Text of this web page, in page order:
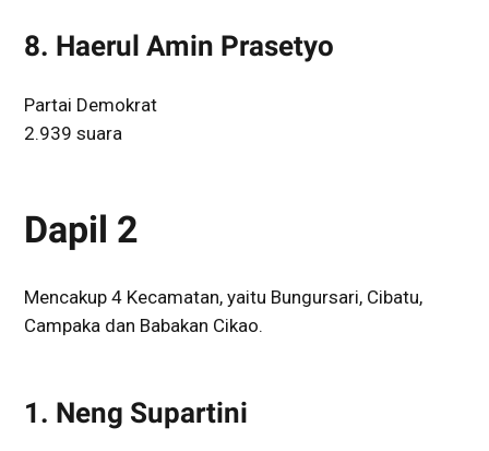
8. Haerul Amin Prasetyo
Partai Demokrat
2.939 suara
Dapil 2
Mencakup 4 Kecamatan, yaitu Bungursari, Cibatu,
Campaka dan Babakan Cikao.
1. Neng Supartini